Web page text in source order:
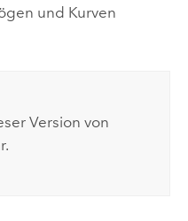
und Kurven
Version von